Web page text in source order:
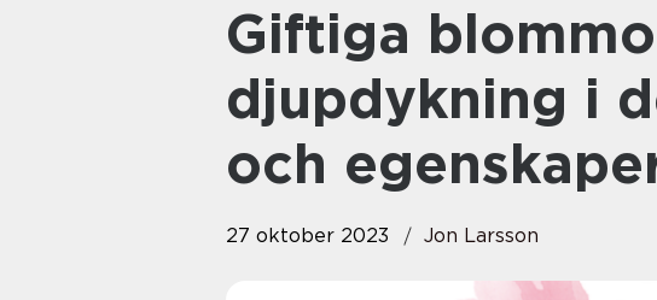
Giftiga blommor – en
djupdykning i
och
27 oktober 2023 Jon Larsson